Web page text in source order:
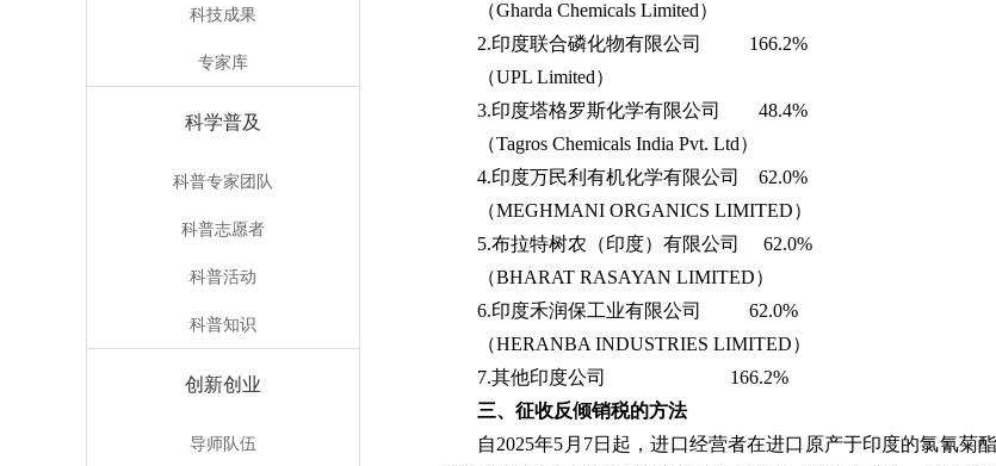
科技成果
专家库
科学普及
科普专家团队
科普志愿者
科普活动
科普知识
创新创业
导师队伍
（Gharda Chemicals Limited）
2.印度联合磷化物有限公司 166.2%
（UPL Limited）
3.印度塔格罗斯化学有限公司 48.4%
（Tagros Chemicals India Pvt. Ltd）
4.印度万民利有机化学有限公司 62.0%
（MEGHMANI ORGANICS LIMITED）
5.布拉特树农（印度）有限公司 62.0%
（BHARAT RASAYAN LIMITED）
6.印度禾润保工业有限公司 62.0%
（HERANBA INDUSTRIES LIMITED）
7.其他印度公司 166.2%
三、征收反倾销税的方法
自2025年5月7日起，进口经营者在进口原产于印度的氯氰